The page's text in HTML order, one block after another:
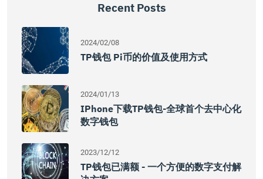
Recent Posts
2024/02/08
TP钱包 Pi币的价值及使用方式
2024/01/13
IPhone下载TP钱包-全球首个去中心化
数字钱包
2023/12/12
TP钱包已满额 - 一个方便的数字支付解